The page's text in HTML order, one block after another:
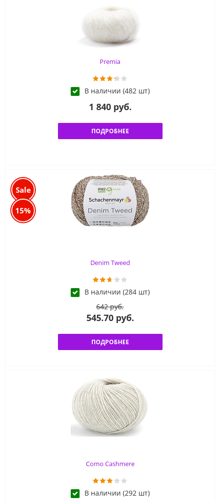
Premia
В наличии (482 шт)
1 840 руб.
ПОДРОБНЕЕ
Sale
15%
Denim Tweed
В наличии (284 шт)
642 руб.
545.70 руб.
ПОДРОБНЕЕ
Como Cashmere
В наличии (292 шт)